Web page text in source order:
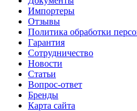
Импортеры
Отзывы
Политика обработки
Гарантия
Сотрудничество
Новости
Статьи
Вопрос-ответ
Бренды
Карта сайта